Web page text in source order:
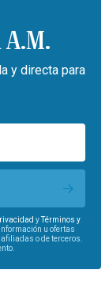
y directa para
yTérminos y
u ofertas
o de terceros.